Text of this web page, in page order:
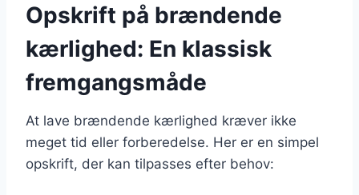
Opskrift på brændende
kærlighed: En klassisk
fremgangsmåde
At lave brændende kærlighed kræver ikke
meget tid eller forberedelse. Her er en simpel
opskrift, der kan tilpasses efter behov: